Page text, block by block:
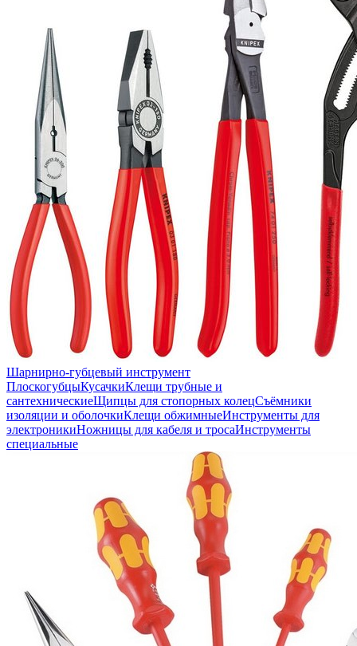
Шарнирно-губцевый инструмент
ПлоскогубцыКусачкиКлещи трубные и
сантехническиеЩипцы для стопорных колецСъёмники
изоляции и оболочкиКлещи обжимныеИнструменты для
электроникиНожницы для кабеля и тросаИнструменты
специальные